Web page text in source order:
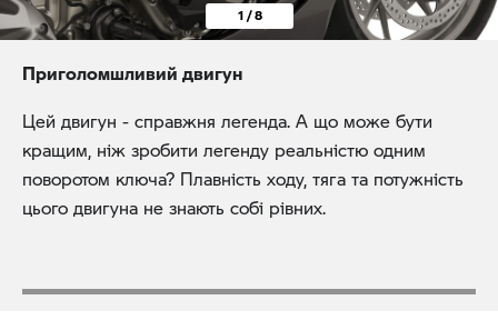
Приголомшливий двигун
Цей двигун - справжня легенда. А що може бути
кращим, ніж зробити легенду реальністю одним
поворотом ключа? Плавність ходу, тяга та потужність
цього двигуна не знають собі рівних.
1 / 8